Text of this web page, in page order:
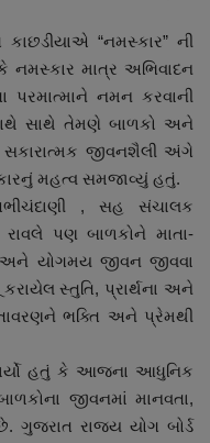
“નમસ્કાર” ની
નમસ્કાર માત્ર અભિવાદન
પરમાત્માને નમન કરવાની
સાથે તેમણે બાળકો અને
જીવનશૈલી અંગે
મહત્વ સમજાવ્યું હતું.
, સહ સંચાલક
પણ બાળકોને માતા-
અને યોગમય જીવન જીવવા
કરાયેલ સ્તુતિ, પ્રાર્થના અને
ભક્તિ અને પ્રેમથી
હતું કે આજના આધુનિક
જીવનમાં માનવતા,
ગુજરાત રાજ્ય યોગ બોર્ડ